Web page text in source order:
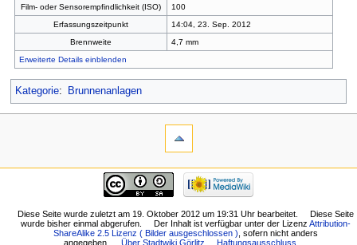
Film- oder Sensorempfindlichkeit (ISO)
100
Erfassungszeitpunkt
14:04, 23. Sep. 2012
Brennweite
4,7 mm
Erweiterte Details einblenden
Kategorie: Brunnenanlagen
Diese Seite wurde zuletzt am 19. Oktober 2012 um 19:31 Uhr bearbeitet.
Diese Seite
wurde bisher einmal abgerufen.
Der Inhalt ist verfügbar unter der LizenzAttribution-
ShareAlike 2.5 Lizenz ( Bilder ausgeschlossen ) , sofern nicht anders
angegeben.
Über Stadtwiki Görlitz Haftungsausschluss